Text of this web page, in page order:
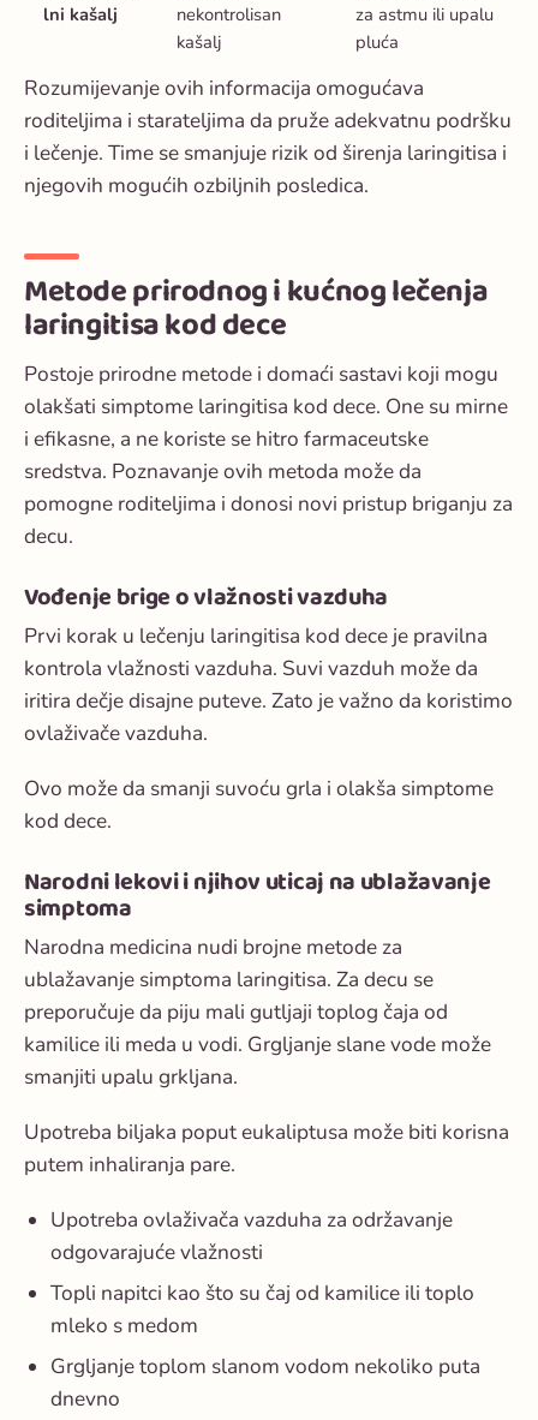
lni kašalj
nekontrolisan
kašalj
za astmu ili upalu
pluća
Rozumijevanje ovih informacija omogućava
roditeljima i starateljima da pruže adekvatnu podršku
i lečenje. Time se smanjuje rizik od širenja laringitisa i
njegovih mogućih ozbiljnih posledica.
Metode prirodnog i kućnog lečenja
laringitisa kod dece
Postoje prirodne metode i domaći sastavi koji mogu
olakšati simptome laringitisa kod dece. One su mirne
i efikasne, a ne koriste se hitro farmaceutske
sredstva. Poznavanje ovih metoda može da
pomogne roditeljima i donosi novi pristup briganju za
decu.
Vođenje brige o vlažnosti vazduha
Prvi korak u lečenju laringitisa kod dece je pravilna
kontrola vlažnosti vazduha. Suvi vazduh može da
iritira dečje disajne puteve. Zato je važno da koristimo
ovlaživače vazduha.
Ovo može da smanji suvoću grla i olakša simptome
kod dece.
Narodni lekovi i njihov uticaj na ublažavanje
simptoma
Narodna medicina nudi brojne metode za
ublažavanje simptoma laringitisa. Za decu se
preporučuje da piju mali gutljaji toplog čaja od
kamilice ili meda u vodi. Grgljanje slane vode može
smanjiti upalu grkljana.
Upotreba biljaka poput eukaliptusa može biti korisna
putem inhaliranja pare.
Upotreba ovlaživača vazduha za održavanje
odgovarajuće vlažnosti
Topli napitci kao što su čaj od kamilice ili toplo
mleko s medom
Grgljanje toplom slanom vodom nekoliko puta
dnevno